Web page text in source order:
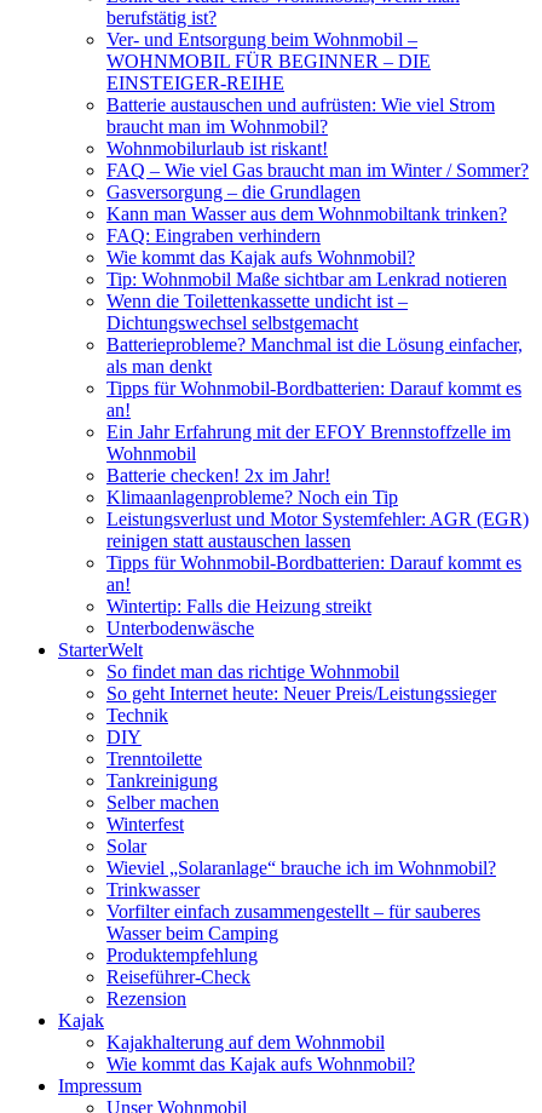
berufstätig ist?
Ver- und Entsorgung beim Wohnmobil –
WOHNMOBIL FÜR BEGINNER – DIE
EINSTEIGER-REIHE
Batterie austauschen und aufrüsten: Wie viel Strom
braucht man im Wohnmobil?
Wohnmobilurlaub ist riskant!
FAQ – Wie viel Gas braucht man im Winter / Sommer?
Gasversorgung – die Grundlagen
Kann man Wasser aus dem Wohnmobiltank trinken?
FAQ: Eingraben verhindern
Wie kommt das Kajak aufs Wohnmobil?
Tip: Wohnmobil Maße sichtbar am Lenkrad notieren
Wenn die Toilettenkassette undicht ist –
Dichtungswechsel selbstgemacht
Batterieprobleme? Manchmal ist die Lösung einfacher,
als man denkt
Tipps für Wohnmobil-Bordbatterien: Darauf kommt es
an!
Ein Jahr Erfahrung mit der EFOY Brennstoffzelle im
Wohnmobil
Batterie checken! 2x im Jahr!
Klimaanlagenprobleme? Noch ein Tip
Leistungsverlust und Motor Systemfehler: AGR (EGR)
reinigen statt austauschen lassen
Tipps für Wohnmobil-Bordbatterien: Darauf kommt es
an!
Wintertip: Falls die Heizung streikt
Unterbodenwäsche
StarterWelt
So findet man das richtige Wohnmobil
So geht Internet heute: Neuer Preis/Leistungssieger
Technik
DIY
Trenntoilette
Tankreinigung
Selber machen
Winterfest
Solar
Wieviel „Solaranlage“ brauche ich im Wohnmobil?
Trinkwasser
Vorfilter einfach zusammengestellt – für sauberes
Wasser beim Camping
Produktempfehlung
Reiseführer-Check
Rezension
Kajak
Kajakhalterung auf dem Wohnmobil
Wie kommt das Kajak aufs Wohnmobil?
Impressum
Unser Wohnmobil